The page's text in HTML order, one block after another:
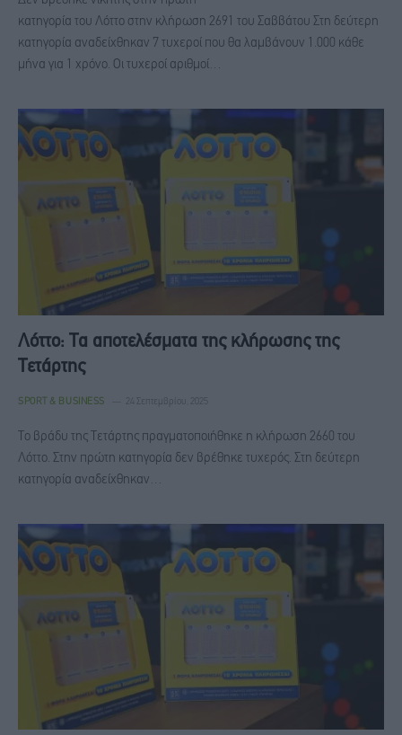
κατηγορία του Λόττο στην κλήρωση 2691 του Σαββάτου Στη δεύτερη
κατηγορία αναδείχθηκαν 7 τυχεροί που θα λαμβάνουν 1.000 κάθε
μήνα για 1 χρόνο. Οι τυχεροί αριθμοί…
Λόττο: Τα αποτελέσματα της κλήρωσης της
Τετάρτης
SPORT & BUSINESS 24 Σεπτεμβρίου, 2025
Το βράδυ της Τετάρτης πραγματοποιήθηκε η κλήρωση 2660 του
Λόττο. Στην πρώτη κατηγορία δεν βρέθηκε τυχερός. Στη δεύτερη
κατηγορία αναδείχθηκαν…